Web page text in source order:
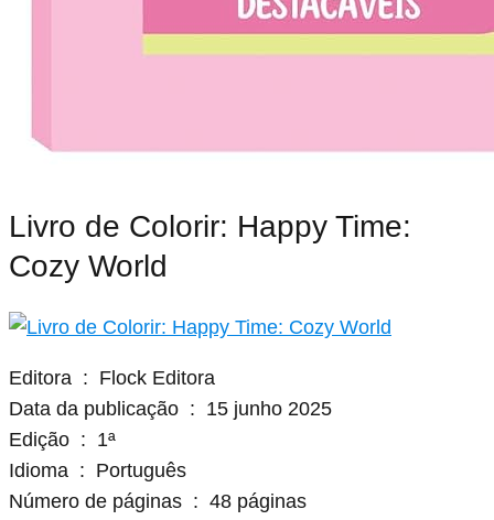
Livro de Colorir: Happy Time:
Cozy World
Editora ‏ : ‎ Flock Editora
Data da publicação ‏ : ‎ 15 junho 2025
Edição ‏ : ‎ 1ª
Idioma ‏ : ‎ Português
Número de páginas ‏ : ‎ 48 páginas